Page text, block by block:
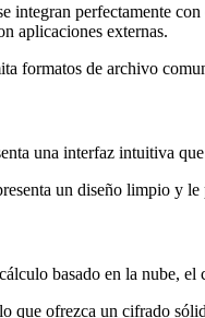
integran perfectamente
aplicaciones externas.
formatos de archivo
una interfaz intuitiva
un diseño limpio y
basado en la nube,
que ofrezca un cifrado